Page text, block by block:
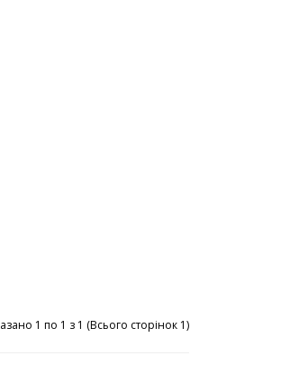
1 по 1 з 1 (Всього сторінок 1)